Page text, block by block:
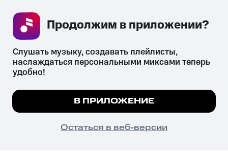
СКАЧАТЬ ПРИЛОЖЕНИЕ
психотропных веществ, их аналогов причиняет вред здоровью,
их незаконный оборот запрещён и влечёт установленную
законодательством ответственность.
© 2026 ООО «КИОН».
Все права защищены
Мы используем куки, чтобы на сайте все
Подробнее
ПОНЯТНО
Слушать музыку, создавать плейлисты,
наслаждаться персональными миксами теперь
удобно!
В ПРИЛОЖЕНИЕ
Остаться в веб-версии